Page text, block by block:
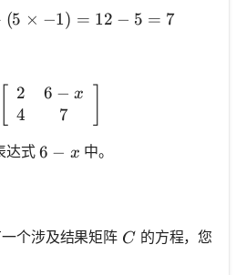
c_{22}=(4 \times 3)+(5
(5 × −1) = 12 − 5 = 7
2
4
6 − x
7
达式6-x
6 − x 中。
个涉及结果矩阵 C
C 的方程，您